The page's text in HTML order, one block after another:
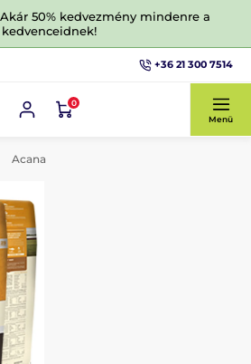
50% kedvezmény mindenre a
kedvenceidnek!
+36 21 300 7514
0
Menü
Acana